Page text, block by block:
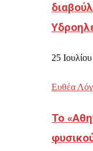
25
Ευθέα
Το